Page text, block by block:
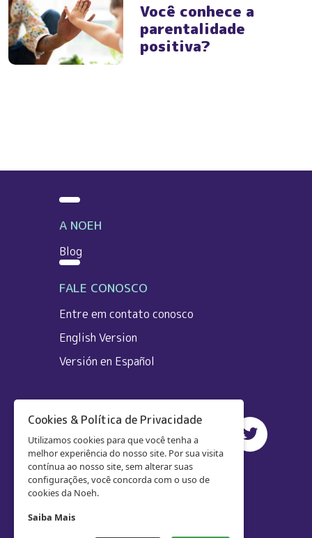
Você conhece a
parentalidade
positiva?
A NOEH
Blog
FALE CONOSCO
Entre em contato conosco
English Version
Versión en Español
Cookies & Política de Privacidade
Utilizamos cookies para que você tenha a
melhor experiência do nosso site. Por sua visita
contínua ao nosso site, sem alterar suas
configurações, você concorda com o uso de
cookies da Noeh.
Saiba Mais